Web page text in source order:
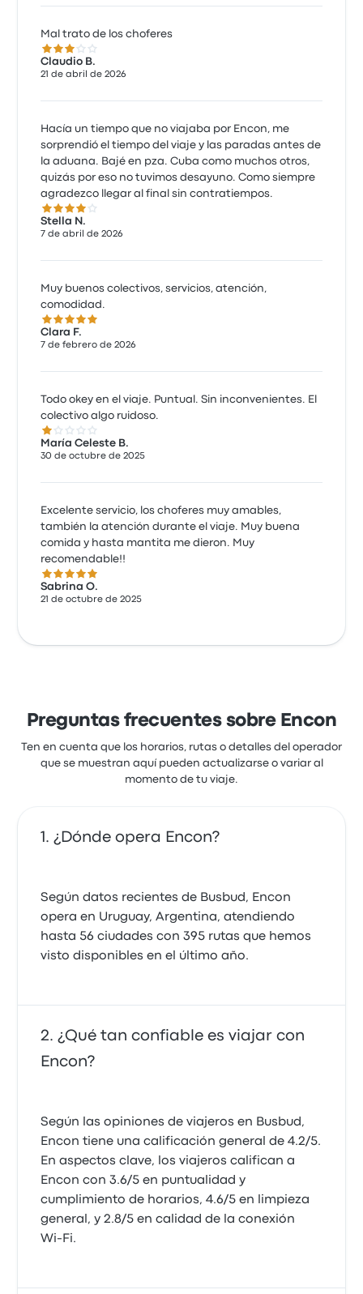
Mal trato de los choferes
3.0 de 5 estrellas
Claudio B.
21 de abril de 2026
Hacía un tiempo que no viajaba por Encon, me
sorprendió el tiempo del viaje y las paradas antes de
la aduana. Bajé en pza. Cuba como muchos otros,
quizás por eso no tuvimos desayuno. Como siempre
agradezco llegar al final sin contratiempos.
4.0 de 5 estrellas
Stella N.
7 de abril de 2026
Muy buenos colectivos, servicios, atención,
comodidad.
5.0 de 5 estrellas
Clara F.
7 de febrero de 2026
Todo okey en el viaje. Puntual. Sin inconvenientes. El
colectivo algo ruidoso.
1.0 de 5 estrellas
María Celeste B.
30 de octubre de 2025
Excelente servicio, los choferes muy amables,
también la atención durante el viaje. Muy buena
comida y hasta mantita me dieron. Muy
recomendable!!
5.0 de 5 estrellas
Sabrina O.
21 de octubre de 2025
Preguntas frecuentes sobre Encon
Ten en cuenta que los horarios, rutas o detalles del operador
que se muestran aquí pueden actualizarse o variar al
momento de tu viaje.
¿Dónde opera Encon?
Según datos recientes de Busbud, Encon
opera en Uruguay, Argentina, atendiendo
hasta 56 ciudades con 395 rutas que hemos
visto disponibles en el último año.
¿Qué tan confiable es viajar con
Encon?
Según las opiniones de viajeros en Busbud,
Encon tiene una calificación general de 4.2/5.
En aspectos clave, los viajeros califican a
Encon con 3.6/5 en puntualidad y
cumplimiento de horarios, 4.6/5 en limpieza
general, y 2.8/5 en calidad de la conexión
Wi‑Fi.